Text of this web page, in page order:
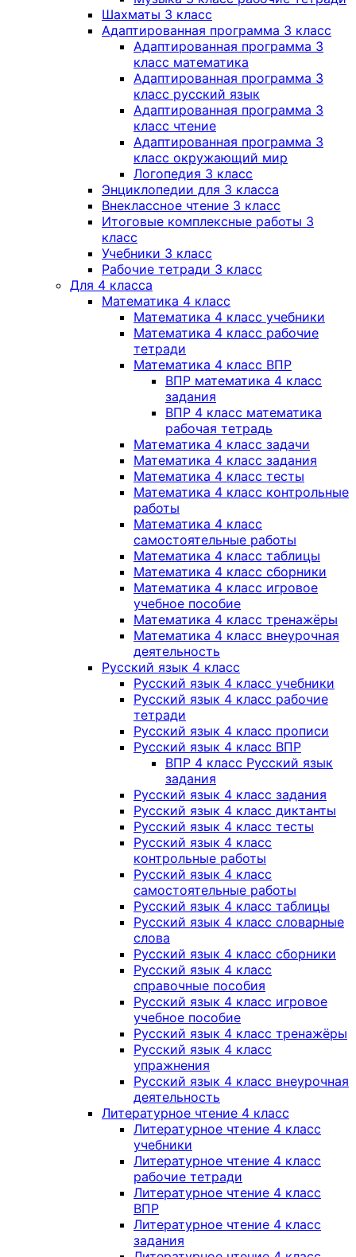
Шахматы 3 класс
Адаптированная программа 3 класс
Адаптированная программа 3
класс математика
Адаптированная программа 3
класс русский язык
Адаптированная программа 3
класс чтение
Адаптированная программа 3
класс окружающий мир
Логопедия 3 класс
Энциклопедии для 3 класса
Внеклассное чтение 3 класс
Итоговые комплексные работы 3
класс
Учебники 3 класс
Рабочие тетради 3 класс
Для 4 класса
Математика 4 класс
Математика 4 класс учебники
Математика 4 класс рабочие
тетради
Математика 4 класс ВПР
ВПР математика 4 класс
задания
ВПР 4 класс математика
рабочая тетрадь
Математика 4 класс задачи
Математика 4 класс задания
Математика 4 класс тесты
Математика 4 класс контрольные
работы
Математика 4 класс
самостоятельные работы
Математика 4 класс таблицы
Математика 4 класс сборники
Математика 4 класс игровое
учебное пособие
Математика 4 класс тренажёры
Математика 4 класс внеурочная
деятельность
Русский язык 4 класс
Русский язык 4 класс учебники
Русский язык 4 класс рабочие
тетради
Русский язык 4 класс прописи
Русский язык 4 класс ВПР
ВПР 4 класс Русский язык
задания
Русский язык 4 класс задания
Русский язык 4 класс диктанты
Русский язык 4 класс тесты
Русский язык 4 класс
контрольные работы
Русский язык 4 класс
самостоятельные работы
Русский язык 4 класс таблицы
Русский язык 4 класс словарные
слова
Русский язык 4 класс сборники
Русский язык 4 класс
справочные пособия
Русский язык 4 класс игровое
учебное пособие
Русский язык 4 класс тренажёры
Русский язык 4 класс
упражнения
Русский язык 4 класс внеурочная
деятельность
Литературное чтение 4 класс
Литературное чтение 4 класс
учебники
Литературное чтение 4 класс
рабочие тетради
Литературное чтение 4 класс
ВПР
Литературное чтение 4 класс
задания